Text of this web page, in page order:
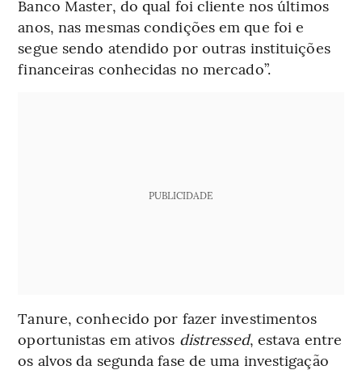
Banco Master, do qual foi cliente nos últimos
anos, nas mesmas condições em que foi e
segue sendo atendido por outras instituições
financeiras conhecidas no mercado”.
PUBLICIDADE
Tanure, conhecido por fazer investimentos
oportunistas em ativos distressed, estava entre
os alvos da segunda fase de uma investigação